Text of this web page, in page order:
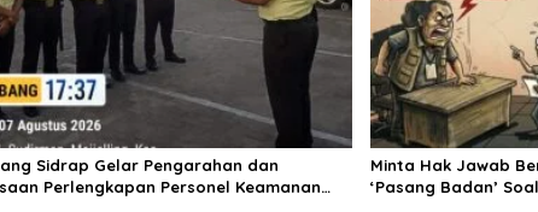
Sidrap Gelar Pengarahan dan
Perlengkapan Personel Keamanan
Minta Hak Jawab
‘Pasang Badan’